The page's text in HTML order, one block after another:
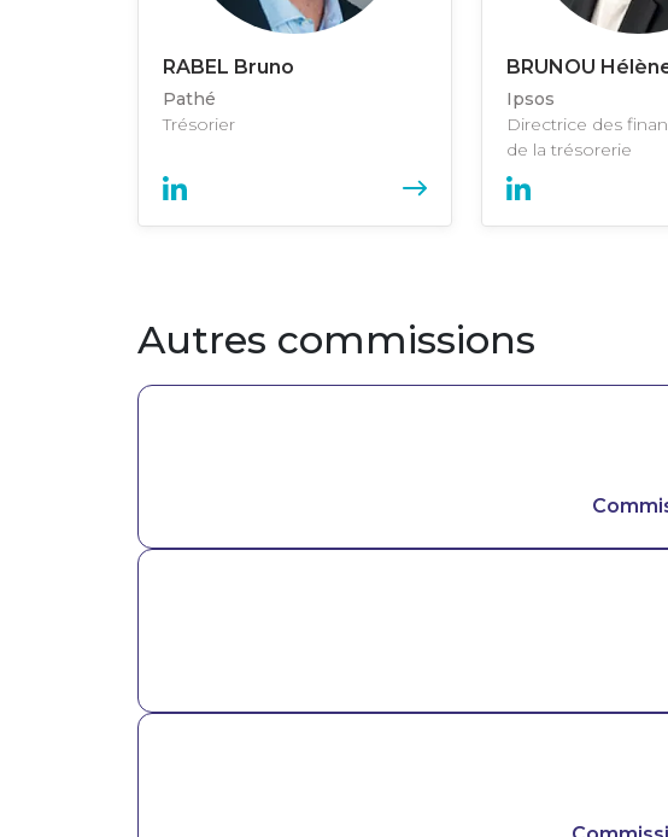
RABEL Bruno
Pathé
Trésorier
BRUNOU
Ipsos
Directrice des
de la trésorerie
Autres commissions